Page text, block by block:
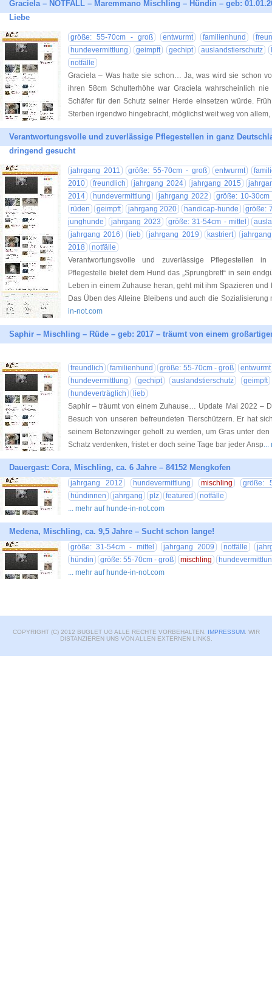
Graciela – NOTFALL – Maremmano Mischling – Hündin – geb:
Liebe
größe: 55-70cm - groß entwurmt familienhund
hundevermittlung
geimpft gechipt auslandstierschutz
notfälle
Graciela – Was hatte sie schon… Ja, was wird sie schon
ihren 58cm Schulterhöhe war Graciela wahrscheinlich
Schäfer für den Schutz seiner Herde einsetzen würde.
Sterben irgendwo hingebracht, möglichst weit weg von allem,
Verantwortungsvolle und zuverlässige Pflegestellen in ganz
dringend gesucht
jahrgang 2011 größe: 55-70cm - groß entwurmt
2010
freundlich jahrgang 2024 jahrgang 2015
2014
hundevermittlung jahrgang 2022
größe: 10-
rüden
geimpft jahrgang 2020 handicap-hunde
größe:
junghunde
jahrgang 2023 größe: 31-54cm - mittel
jahrgang 2016
lieb jahrgang 2019 kastriert
2018
notfälle
Verantwortungsvolle und zuverlässige Pflegestellen
Pflegestelle bietet dem Hund das „Sprungbrett“ in sein
Leben in einem Zuhause heran, geht mit ihm Spazieren
Das Üben des Alleine Bleibens und auch die Sozialisierung
in-not.com
Saphir – Mischling – Rüde – geb: 2017 – träumt von einem
freundlich familienhund größe: 55-70cm - groß
entwurmt
hundevermittlung
gechipt auslandstierschutz
geimpft
hundeverträglich
lieb
Saphir – träumt von einem Zuhause… Update Mai 2022 –
Besuch von unseren befreundeten Tierschützern. Er hat
seinem Betonzwinger geholt zu werden, um Gras unter
Schatz verdenken, fristet er doch seine Tage bar jeder Ansp...
Dauergast: Cora, Mischling, ca. 6 Jahre – 84152 Mengkofen
jahrgang 2012 hundevermittlung mischling
größe:
hündinnen
jahrgang plz featured
notfälle
... mehr auf hunde-in-not.com
Medena, Mischling, ca. 9,5 Jahre – Sucht schon lange!
größe: 31-54cm - mittel jahrgang 2009 notfälle
hündin
größe: 55-70cm - groß mischling
... mehr auf hunde-in-not.com
COPYRIGHT (C) 2012 BUGLET UG ALLE RECHTE VORBEHALTEN. IMPRESSUM. WIR
DISTANZIEREN UNS VON ALLEN EXTERNEN LINKS.